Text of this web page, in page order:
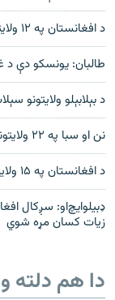
د افغانستان په ۱۲ ولایتونو کې د سختو بارانونو او سېلابونو اټکل شوی
طالبان: یونسکو دې
د بېلابېلو
نن او سبا په ۲۲ ولايتونو کې د باران او سېلابونو اټکل شوی
د افغانستان په ۱۵ ولایتونو کې د بارانونو، سېلابونو او بادونو اټکل شوی
زيات کسان مړه شوي
دا هم دلته